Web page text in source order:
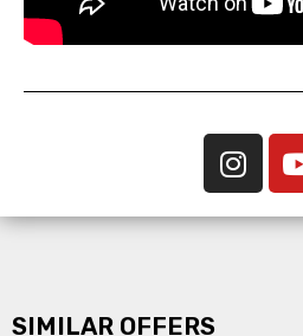
SIMILAR OFFERS